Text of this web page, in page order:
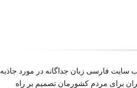
سایت فارسی زبان جداگانه در مورد جاذبه
برای مردم کشورمان تصمیم بر راه